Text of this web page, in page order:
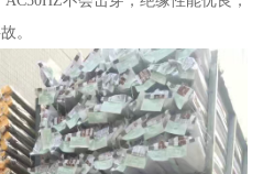
。